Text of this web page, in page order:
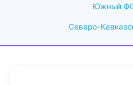
Южный
Северо-